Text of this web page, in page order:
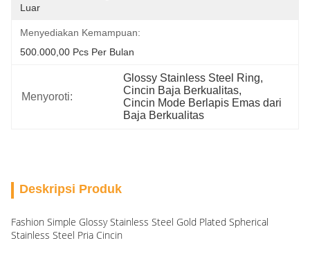
Luar
Menyediakan Kemampuan:
500.000,00 Pcs Per Bulan
Menyoroti:
Glossy Stainless Steel Ring,
Cincin Baja Berkualitas,
Cincin Mode Berlapis Emas dari
Baja Berkualitas
Deskripsi Produk
Fashion Simple Glossy Stainless Steel Gold Plated Spherical
Stainless Steel Pria Cincin